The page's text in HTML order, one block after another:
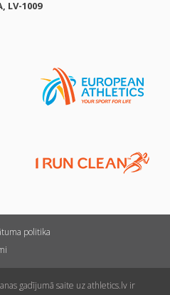
LV-1009
politika
gadījumā saite uz athletics.lv ir